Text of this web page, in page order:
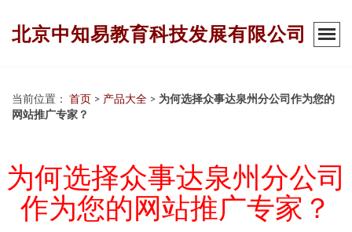
北京中知易教育科技发展有限公司
当前位置： 首页 > 产品大全 > 为何选择众事达泉州分公司作为您的
网站推广专家？
为何选择众事达泉州分公司
作为您的网站推广专家？